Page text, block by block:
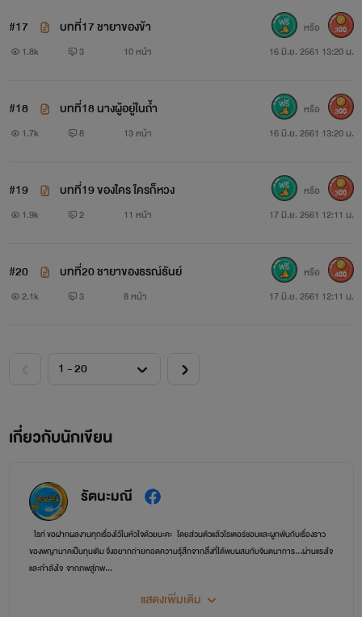
#17 บทที่17 ชายาของข้า
1.8k 3 10 หน้า 16 มิ.ย. 2561 13:20 น.
หรือ 300
#18 บทที่18 นางผู้อยู่ในถ้ำ
1.7k 8 13 หน้า 16 มิ.ย. 2561 13:20 น.
หรือ 300
#19 บทที่19 ของใคร ใครก็หวง
1.9k 2 11 หน้า 17 มิ.ย. 2561 12:11 น.
หรือ 300
#20 บทที่20 ชายาของธรณ์ธันย์
2.1k 3 8 หน้า 17 มิ.ย. 2561 12:11 น.
หรือ 400
เกี่ยวกับนักเขียน
รัตนะมณี
ไรท์ ขอฝากผลงานทุกเรื่องไว้ในหัวใจด้วยนะคะ โดยส่วนตัวแล้วไรเตอร์ชอบและผูกพันกับเรื่องราว
ของพญานาคเป็นทุนเดิม จึงอยากถ่ายทอดความรุ้สึกจากสิ่งที่ได้พบผสมกับจินตนาการ...ผ่านแรงใจ
และกำลังใจ จากภพสู่ภพ...
ติดตามผลงานของไรท์(E-Book) ได้ที่เวปmebmarket ได้ทุกเรื่องนะคะ🥰
แสดงเพิ่มเติม